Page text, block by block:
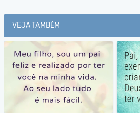
VEJA TAMBÉM